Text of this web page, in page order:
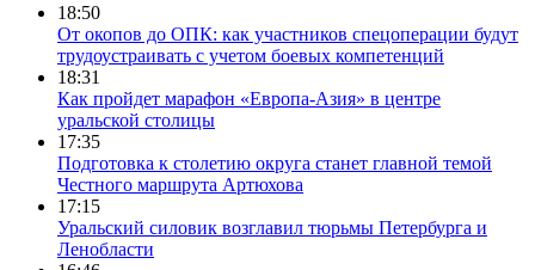
18:50
От окопов до ОПК: как участников спецоперации будут
трудоустраивать с учетом боевых компетенций
18:31
Как пройдет марафон «Европа-Азия» в центре
уральской столицы
17:35
Подготовка к столетию округа станет главной темой
Честного маршрута Артюхова
17:15
Уральский силовик возглавил тюрьмы Петербурга и
Ленобласти